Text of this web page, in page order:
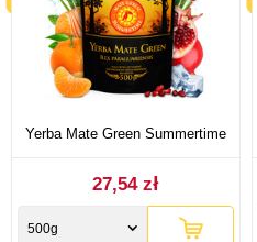
Yerba Mate Green Summertime
27,54 zł
500g